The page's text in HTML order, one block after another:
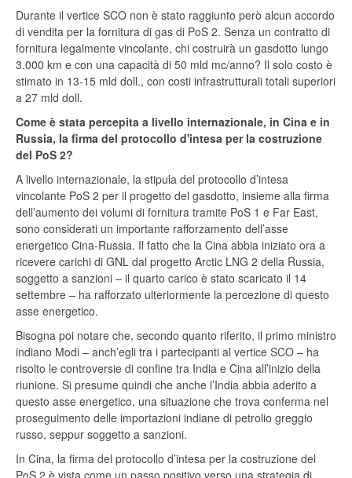
Durante il vertice SCO non è stato raggiunto però alcun accordo
di vendita per la fornitura di gas di PoS 2. Senza un contratto di
fornitura legalmente vincolante, chi costruirà un gasdotto lungo
3.000 km e con una capacità di 50 mld mc/anno? Il solo costo è
stimato in 13-15 mld doll., con costi infrastrutturali totali superiori
a 27 mld doll.
Come è stata percepita a livello internazionale, in Cina e in
Russia, la firma del protocollo d'intesa per la costruzione
del PoS 2?
A livello internazionale, la stipula del protocollo d’intesa
vincolante PoS 2 per il progetto del gasdotto, insieme alla firma
dell’aumento dei volumi di fornitura tramite PoS 1 e Far East,
sono considerati un importante rafforzamento dell’asse
energetico Cina-Russia. Il fatto che la Cina abbia iniziato ora a
ricevere carichi di GNL dal progetto Arctic LNG 2 della Russia,
soggetto a sanzioni – il quarto carico è stato scaricato il 14
settembre – ha rafforzato ulteriormente la percezione di questo
asse energetico.
Bisogna poi notare che, secondo quanto riferito, il primo ministro
indiano Modi – anch’egli tra i partecipanti al vertice SCO – ha
risolto le controversie di confine tra India e Cina all’inizio della
riunione. Si presume quindi che anche l’India abbia aderito a
questo asse energetico, una situazione che trova conferma nel
proseguimento delle importazioni indiane di petrolio greggio
russo, seppur soggetto a sanzioni.
In Cina, la firma del protocollo d’intesa per la costruzione del